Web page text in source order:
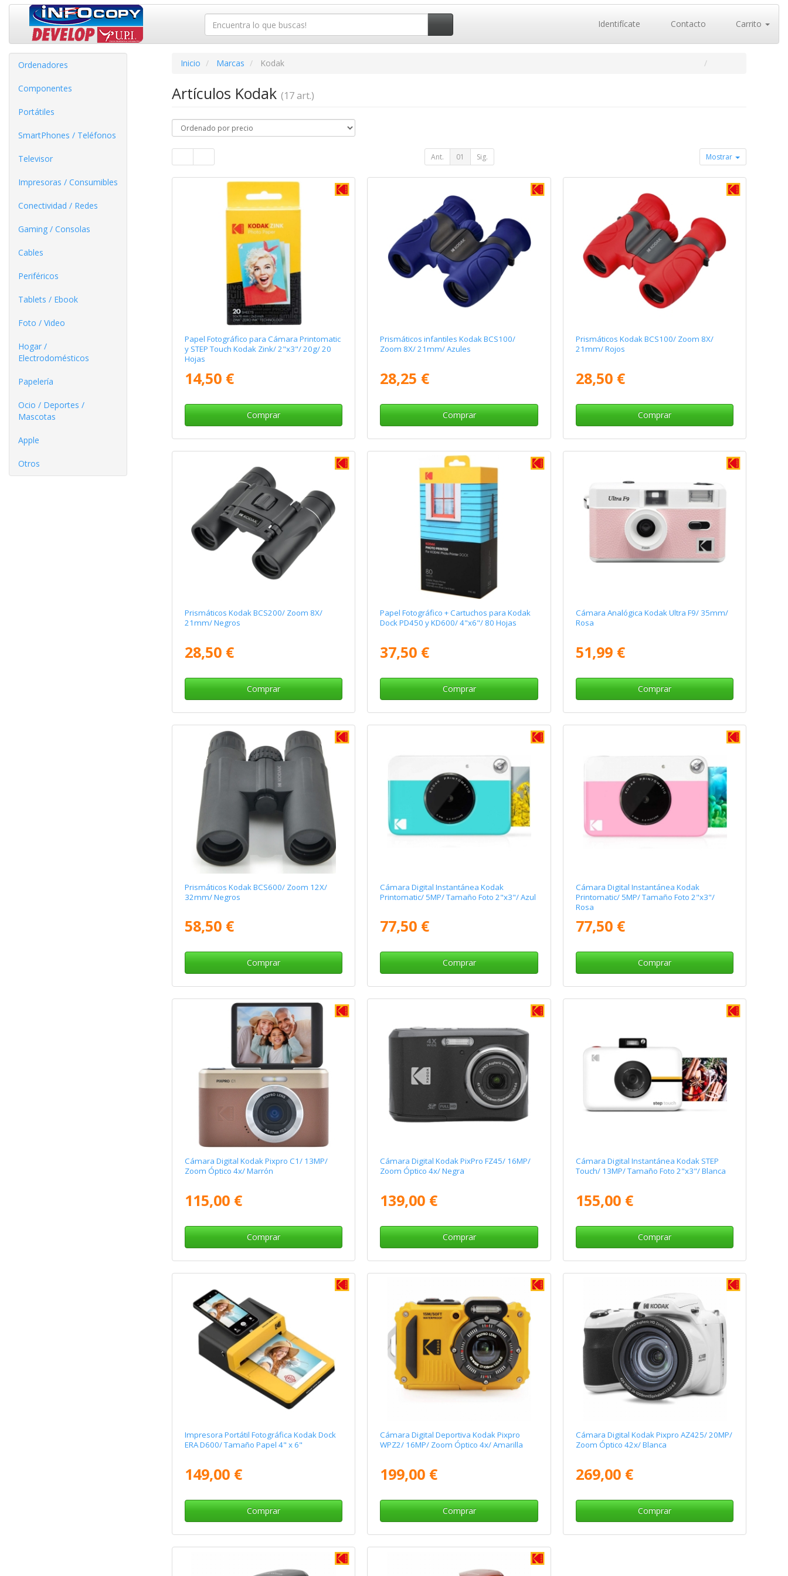
Identifícate Contacto Carrito
Ordenadores
Componentes
Portátiles
SmartPhones / Teléfonos
Televisor
Impresoras / Consumibles
Conectividad / Redes
Gaming / Consolas
Cables
Periféricos
Tablets / Ebook
Foto / Video
Hogar /
Electrodomésticos
Papelería
Ocio / Deportes /
Mascotas
Apple
Otros
Inicio Marcas Kodak
Artículos Kodak (17 art.)
Ant. 01 Sig. Mostrar
Papel Fotográfico para Cámara Printomatic
y STEP Touch Kodak Zink/ 2"x3"/ 20g/ 20
Hojas
14,50 €
Comprar
Prismáticos infantiles Kodak BCS100/
Zoom 8X/ 21mm/ Azules
28,25 €
Comprar
Prismáticos Kodak BCS100/ Zoom 8X/
21mm/ Rojos
28,50 €
Comprar
Prismáticos Kodak BCS200/ Zoom 8X/
21mm/ Negros
28,50 €
Comprar
Papel Fotográfico + Cartuchos para Kodak
Dock PD450 y KD600/ 4"x6"/ 80 Hojas
37,50 €
Comprar
Cámara Analógica Kodak Ultra F9/ 35mm/
Rosa
51,99 €
Comprar
Prismáticos Kodak BCS600/ Zoom 12X/
32mm/ Negros
58,50 €
Comprar
Cámara Digital Instantánea Kodak
Printomatic/ 5MP/ Tamaño Foto 2"x3"/ Azul
77,50 €
Comprar
Cámara Digital Instantánea Kodak
Printomatic/ 5MP/ Tamaño Foto 2"x3"/
Rosa
77,50 €
Comprar
Cámara Digital Kodak Pixpro C1/ 13MP/
Zoom Óptico 4x/ Marrón
115,00 €
Comprar
Cámara Digital Kodak PixPro FZ45/ 16MP/
Zoom Óptico 4x/ Negra
139,00 €
Comprar
Cámara Digital Instantánea Kodak STEP
Touch/ 13MP/ Tamaño Foto 2"x3"/ Blanca
155,00 €
Comprar
Impresora Portátil Fotográfica Kodak Dock
ERA D600/ Tamaño Papel 4" x 6"
149,00 €
Comprar
Cámara Digital Deportiva Kodak Pixpro
WPZ2/ 16MP/ Zoom Óptico 4x/ Amarilla
199,00 €
Comprar
Cámara Digital Kodak Pixpro AZ425/ 20MP/
Zoom Óptico 42x/ Blanca
269,00 €
Comprar